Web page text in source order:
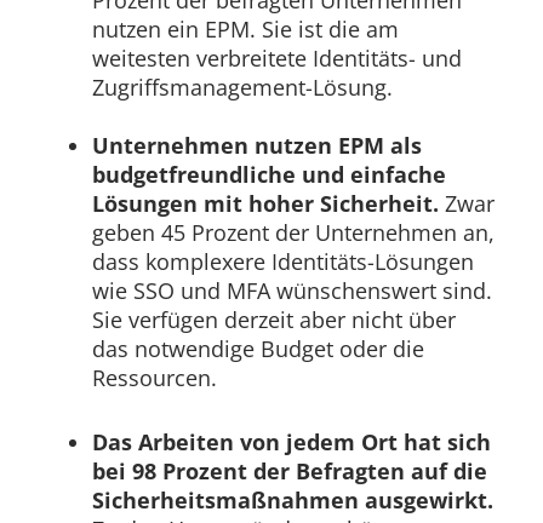
nutzen ein EPM. Sie ist die am
weitesten verbreitete Identitäts- und
Zugriffsmanagement-Lösung.
Unternehmen nutzen EPM als
budgetfreundliche und einfache
Lösungen mit hoher Sicherheit. Zwar
geben 45 Prozent der Unternehmen an,
dass komplexere Identitäts-Lösungen
wie SSO und MFA wünschenswert sind.
Sie verfügen derzeit aber nicht über
das notwendige Budget oder die
Ressourcen.
Das Arbeiten von jedem Ort hat sich
bei 98 Prozent der Befragten auf die
Sicherheitsmaßnahmen ausgewirkt.